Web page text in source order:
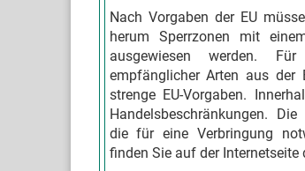
Nach Vorgaben der EU
herum Sperrzonen mit
ausgewiesen werden.
empfänglicher Arten aus der
strenge EU-Vorgaben.
Handelsbeschränkungen.
die für eine Verbringung
finden Sie auf der Internetseite